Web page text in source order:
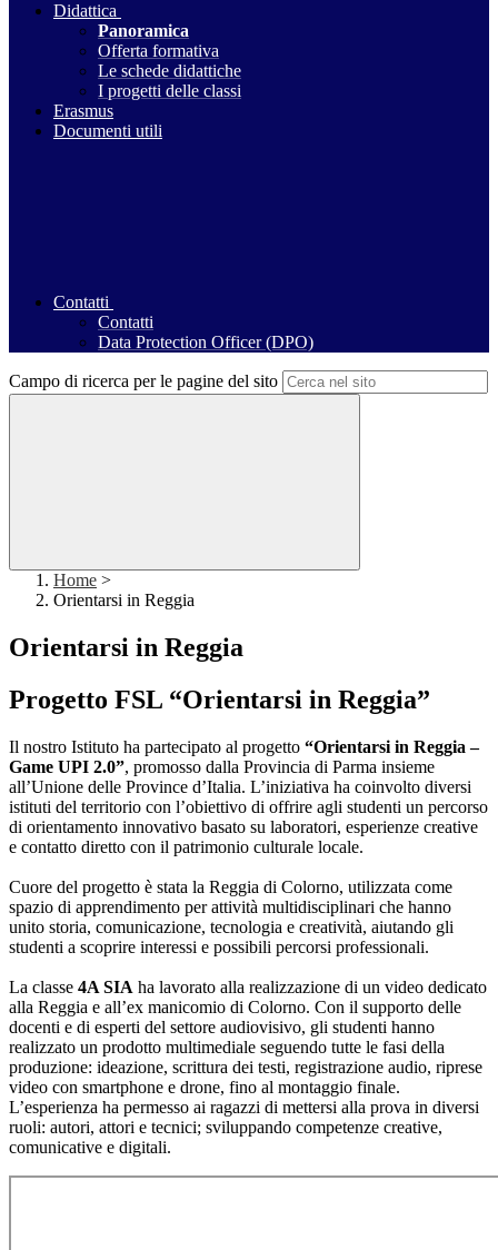
Didattica
Panoramica
Offerta formativa
Le schede didattiche
I progetti delle classi
Erasmus
Documenti utili
Contatti
Contatti
Data Protection Officer (DPO)
Campo di ricerca per le pagine del sito
Home >
Orientarsi in Reggia
Orientarsi in Reggia
Progetto FSL “Orientarsi in Reggia”
Il nostro Istituto ha partecipato al progetto “Orientarsi in Reggia –
Game UPI 2.0”, promosso dalla Provincia di Parma insieme
all’Unione delle Province d’Italia. L’iniziativa ha coinvolto diversi
istituti del territorio con l’obiettivo di offrire agli studenti un percorso
di orientamento innovativo basato su laboratori, esperienze creative
e contatto diretto con il patrimonio culturale locale.
Cuore del progetto è stata la Reggia di Colorno, utilizzata come
spazio di apprendimento per attività multidisciplinari che hanno
unito storia, comunicazione, tecnologia e creatività, aiutando gli
studenti a scoprire interessi e possibili percorsi professionali.
La classe 4A SIA ha lavorato alla realizzazione di un video dedicato
alla Reggia e all’ex manicomio di Colorno. Con il supporto delle
docenti e di esperti del settore audiovisivo, gli studenti hanno
realizzato un prodotto multimediale seguendo tutte le fasi della
produzione: ideazione, scrittura dei testi, registrazione audio, riprese
video con smartphone e drone, fino al montaggio finale.
L’esperienza ha permesso ai ragazzi di mettersi alla prova in diversi
ruoli: autori, attori e tecnici; sviluppando competenze creative,
comunicative e digitali.